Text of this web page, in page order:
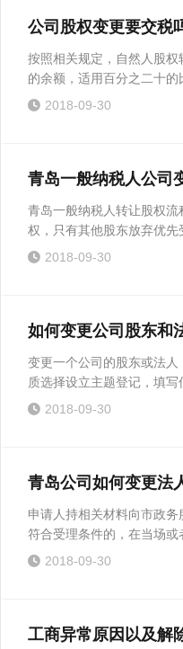
公司股权变更要交税
按照相关规定，自然人股
的余额，适用百分之二十
2018-09-30
青岛一般纳税人公司
青岛一般纳税人转让股权
权，只有其他股东放弃优
2018-09-30
如何变更公司股东和
变更一个公司的股东或法
质选择设立主题登记，填
2018-09-30
青岛公司如何变更法
申请人持相关材料向市政
符合受理条件的，在当场
2018-09-30
工商异常原因以及解